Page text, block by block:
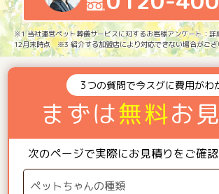
※1 当社運営ペット葬儀サービスに対するお客様アンケート：詳
12月末時点 ※3 紹介する加盟店により対応できない場合がござ
3つの質問で今スグに費用がわ
まずは無料お
次のページで実際にお見積りをご確